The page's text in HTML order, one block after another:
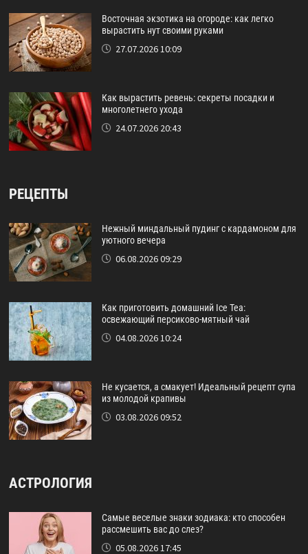
Восточная экзотика на огороде: как легко
вырастить нут своими руками
27.07.2026 10:09
Как вырастить ревень: секреты посадки и
многолетнего ухода
24.07.2026 20:43
РЕЦЕПТЫ
Нежный миндальный пудинг с кардамоном для
уютного вечера
06.08.2026 09:29
Как приготовить домашний Ice Tea:
освежающий персиково-мятный чай
04.08.2026 10:24
Не кусается, а смакует! Идеальный рецепт супа
из молодой крапивы
03.08.2026 09:52
АСТРОЛОГИЯ
Самые веселые знаки зодиака: кто способен
рассмешить вас до слез?
05.08.2026 17:45